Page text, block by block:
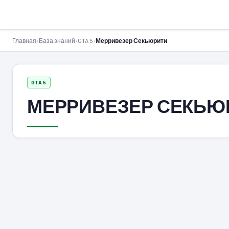
Главная›База знаний›GTA 5›Мерривезер Секьюрити
GTA 5
МЕРРИВЕЗЕР